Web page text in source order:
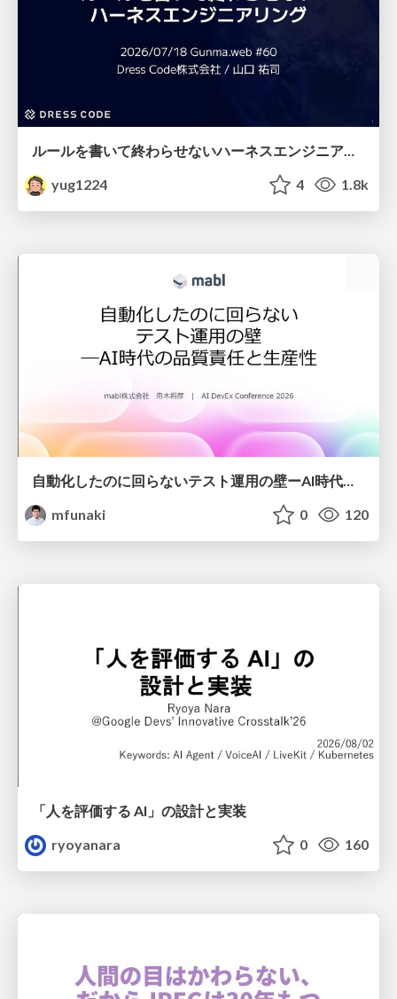
yug1224
4 1.8k
自動化したのに回らないテスト運用の壁ーAI時代の品質責任と生産性
mfunaki
0 120
「人を評価する AI」の 設計と実装
ryoyanara
0 160